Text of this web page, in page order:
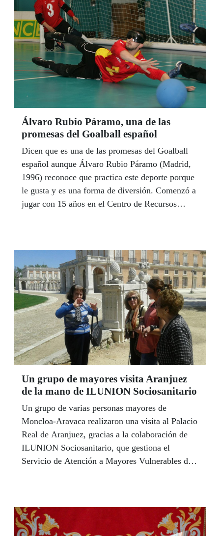
Álvaro Rubio Páramo, una de las
promesas del Goalball español
Dicen que es una de las promesas del Goalball
español aunque Álvaro Rubio Páramo (Madrid,
1996) reconoce que practica este deporte porque
le gusta y es una forma de diversión. Comenzó a
jugar con 15 años en el Centro de Recursos
Un grupo de mayores visita Aranjuez
de la mano de ILUNION Sociosanitario
Un grupo de varias personas mayores de
Moncloa-Aravaca realizaron una visita al Palacio
Real de Aranjuez, gracias a la colaboración de
ILUNION Sociosanitario, que gestiona el
Servicio de Atención a Mayores Vulnerables del